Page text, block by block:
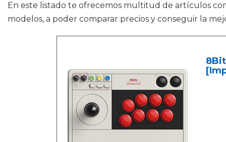
En este listado te ofrecemos multitud de artículos
modelos, a poder comparar precios y conseguir la